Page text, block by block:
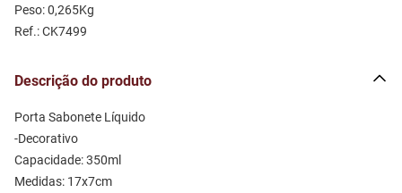
Peso: 0,265Kg
Ref.: CK7499
Descrição do produto
Porta Sabonete Líquido
-Decorativo
Capacidade: 350ml
Medidas: 17x7cm